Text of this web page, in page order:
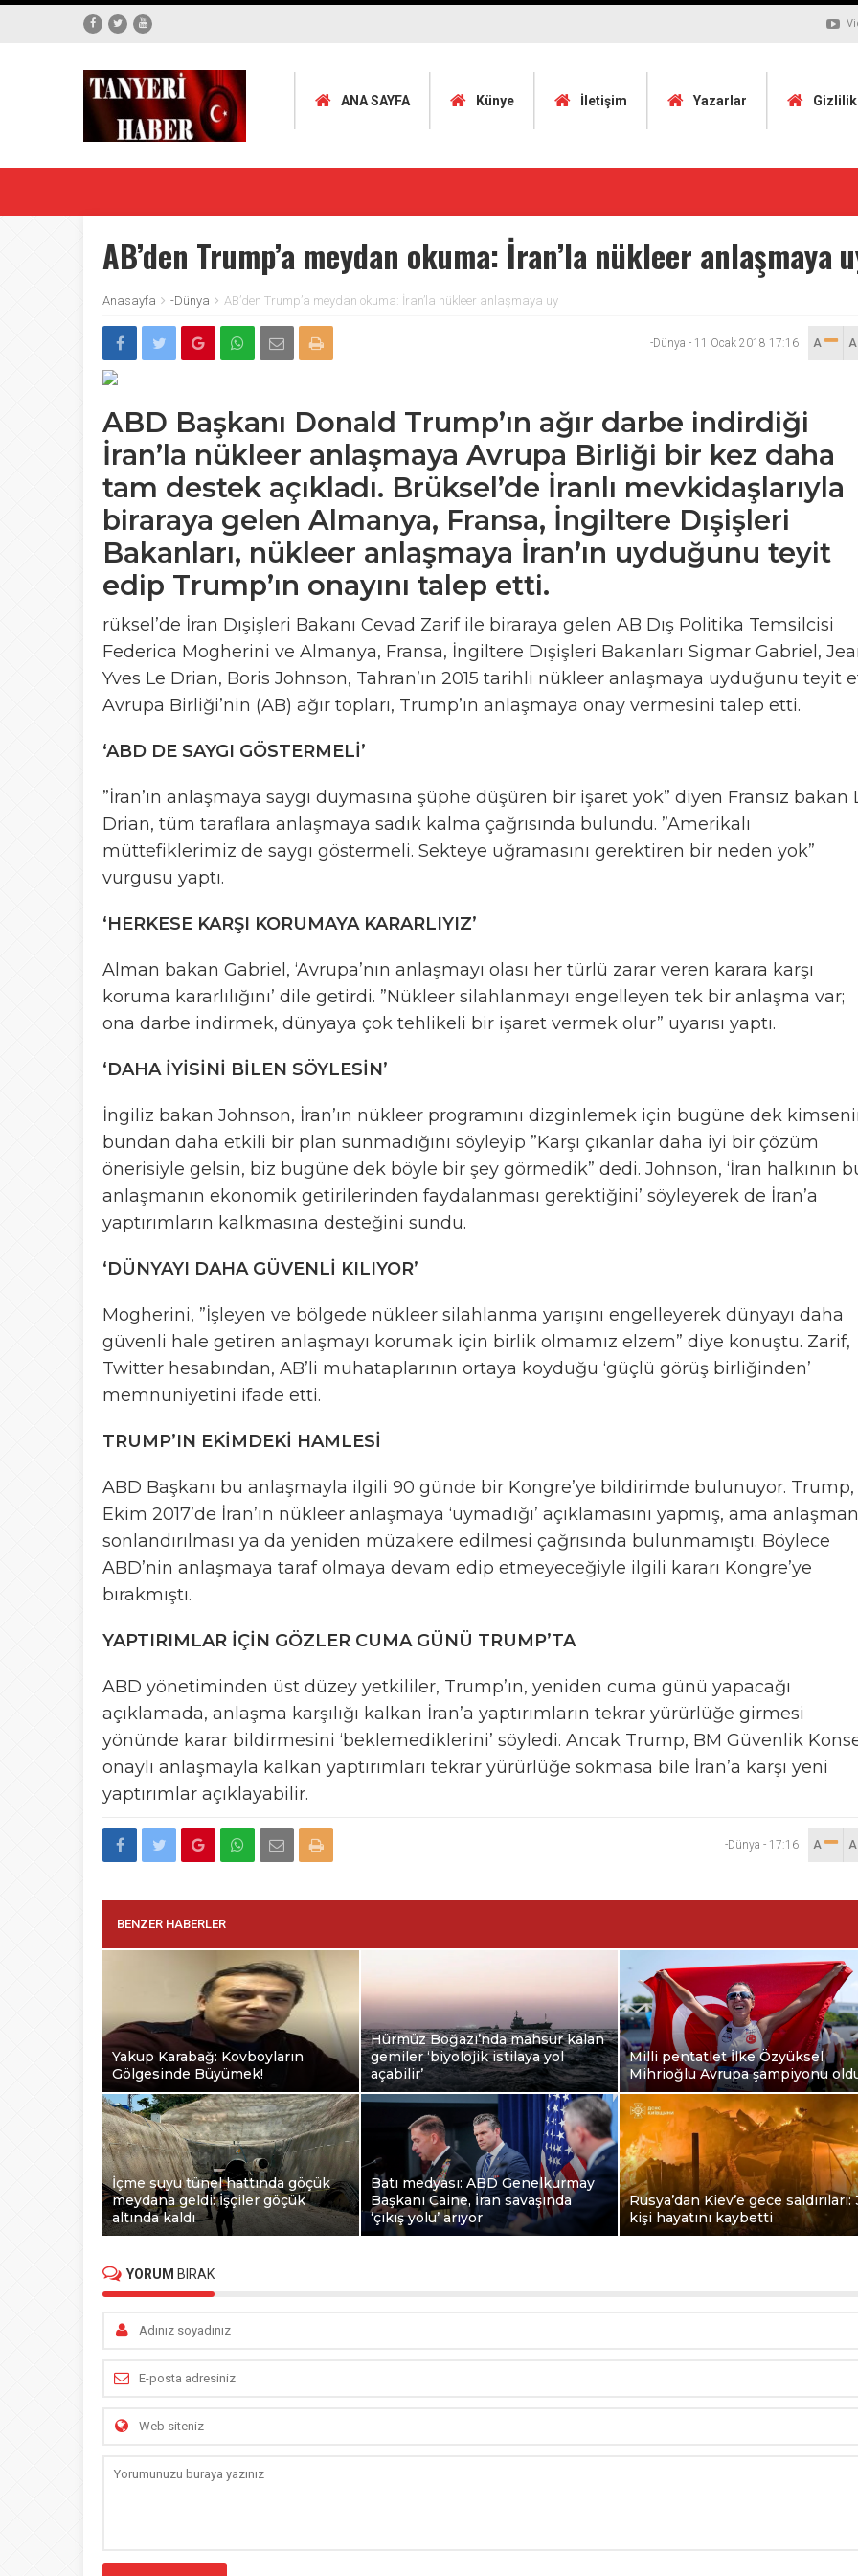
ANA SAYFA Künye İletişim Yazarlar
AB’den Trump’a meydan okuma: İran’la nükleer anlaşmaya
Anasayfa -Dünya AB’den Trump’a meydan okuma: İran’la nükleer anlaşmaya uy
-Dünya - 11 Ocak 2018 17:16 A
ABD Başkanı Donald Trump’ın ağır darbe indirdiği
İran’la nükleer anlaşmaya Avrupa Birliği bir kez daha
tam destek açıkladı. Brüksel’de İranlı mevkidaşlarıyla
biraraya gelen Almanya, Fransa, İngiltere Dışişleri
Bakanları, nükleer anlaşmaya İran’ın uyduğunu teyit
edip Trump’ın onayını talep etti.
rüksel’de İran Dışişleri Bakanı Cevad Zarif ile biraraya gelen AB Dış Politika Temsilcisi
Federica Mogherini ve Almanya, Fransa, İngiltere Dışişleri Bakanları Sigmar Gabriel,
Yves Le Drian, Boris Johnson, Tahran’ın 2015 tarihli nükleer anlaşmaya uyduğunu teyit
Avrupa Birliği’nin (AB) ağır topları, Trump’ın anlaşmaya onay vermesini talep etti.
‘ABD DE SAYGI GÖSTERMELİ’
”İran’ın anlaşmaya saygı duymasına şüphe düşüren bir işaret yok” diyen Fransız bakan
Drian, tüm taraflara anlaşmaya sadık kalma çağrısında bulundu. ”Amerikalı
müttefiklerimiz de saygı göstermeli. Sekteye uğramasını gerektiren bir neden yok”
vurgusu yaptı.
‘HERKESE KARŞI KORUMAYA KARARLIYIZ’
Alman bakan Gabriel, ‘Avrupa’nın anlaşmayı olası her türlü zarar veren karara karşı
koruma kararlılığını’ dile getirdi. ”Nükleer silahlanmayı engelleyen tek bir anlaşma var;
ona darbe indirmek, dünyaya çok tehlikeli bir işaret vermek olur” uyarısı yaptı.
‘DAHA İYİSİNİ BİLEN SÖYLESİN’
İngiliz bakan Johnson, İran’ın nükleer programını dizginlemek için bugüne dek
bundan daha etkili bir plan sunmadığını söyleyip ”Karşı çıkanlar daha iyi bir çözüm
önerisiyle gelsin, biz bugüne dek böyle bir şey görmedik” dedi. Johnson, ‘İran halkının
anlaşmanın ekonomik getirilerinden faydalanması gerektiğini’ söyleyerek de İran’a
yaptırımların kalkmasına desteğini sundu.
‘DÜNYAYI DAHA GÜVENLİ KILIYOR’
Mogherini, ”İşleyen ve bölgede nükleer silahlanma yarışını engelleyerek dünyayı daha
güvenli hale getiren anlaşmayı korumak için birlik olmamız elzem” diye konuştu. Zarif,
Twitter hesabından, AB’li muhataplarının ortaya koyduğu ‘güçlü görüş birliğinden’
memnuniyetini ifade etti.
TRUMP’IN EKİMDEKİ HAMLESİ
ABD Başkanı bu anlaşmayla ilgili 90 günde bir Kongre’ye bildirimde bulunuyor. Trump,
Ekim 2017’de İran’ın nükleer anlaşmaya ‘uymadığı’ açıklamasını yapmış, ama
sonlandırılması ya da yeniden müzakere edilmesi çağrısında bulunmamıştı. Böylece
ABD’nin anlaşmaya taraf olmaya devam edip etmeyeceğiyle ilgili kararı Kongre’ye
bırakmıştı.
YAPTIRIMLAR İÇİN GÖZLER CUMA GÜNÜ TRUMP’TA
ABD yönetiminden üst düzey yetkililer, Trump’ın, yeniden cuma günü yapacağı
açıklamada, anlaşma karşılığı kalkan İran’a yaptırımların tekrar yürürlüğe girmesi
yönünde karar bildirmesini ‘beklemediklerini’ söyledi. Ancak Trump, BM Güvenlik
onaylı anlaşmayla kalkan yaptırımları tekrar yürürlüğe sokmasa bile İran’a karşı yeni
yaptırımlar açıklayabilir.
-Dünya - 17:16 A
BENZER HABERLER
Yakup Karabağ: Kovboyların
Gölgesinde Büyümek!
Hürmüz Boğazı’nda mahsur kalan
gemiler ‘biyolojik istilaya yol
açabilir’
Milli pentatlet İlke Özyüksel
Mihrioğlu Avrupa şampiyonu
İçme suyu tünel hattında göçük
meydana geldi: İşçiler göçük
altında kaldı
Batı medyası: ABD Genelkurmay
Başkanı Caine, İran savaşında
‘çıkış yolu’ arıyor
Rusya’dan Kiev’e gece saldırıları:
kişi hayatını kaybetti
YORUM BIRAK